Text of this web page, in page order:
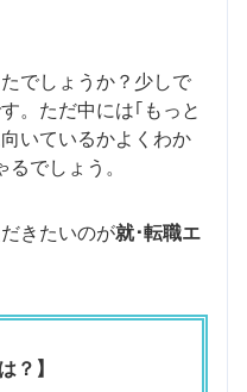
でしょうか？少しで
。ただ中には｢もっと
いているかよくわか
でしょう。
きたいのが就･転職エ
？】